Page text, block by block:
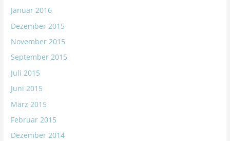
Januar 2016
Dezember 2015
November 2015
September 2015
Juli 2015
Juni 2015
März 2015
Februar 2015
Dezember 2014